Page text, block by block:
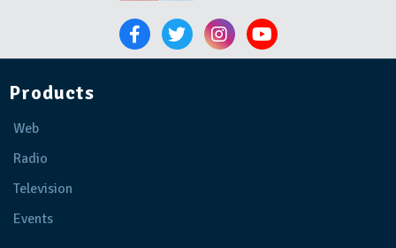
Products
Web
Radio
Television
Events